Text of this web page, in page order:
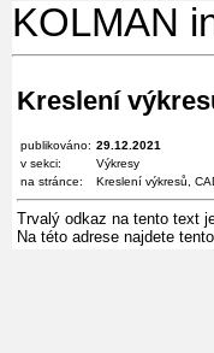
KOLMAN
Kreslení
publikováno: 29.12.2021
v sekci:
Výkresy
na stránce:
Kreslení výkresů,
Trvalý odkaz na tento text
Na této adrese najdete